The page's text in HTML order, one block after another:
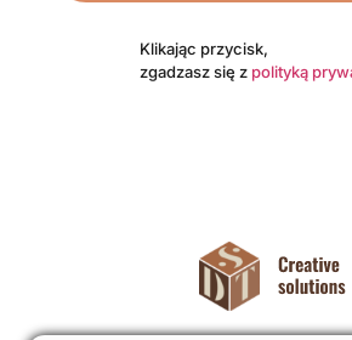
Klikając przycisk,
zgadzasz się z polityką